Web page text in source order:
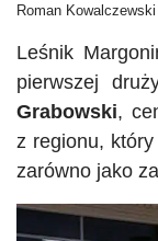
Roman Kowalczewski
Leśnik
pierwszej
Grabowski,
z regionu,
zarówno jako